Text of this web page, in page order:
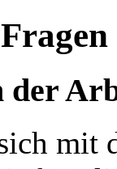
der